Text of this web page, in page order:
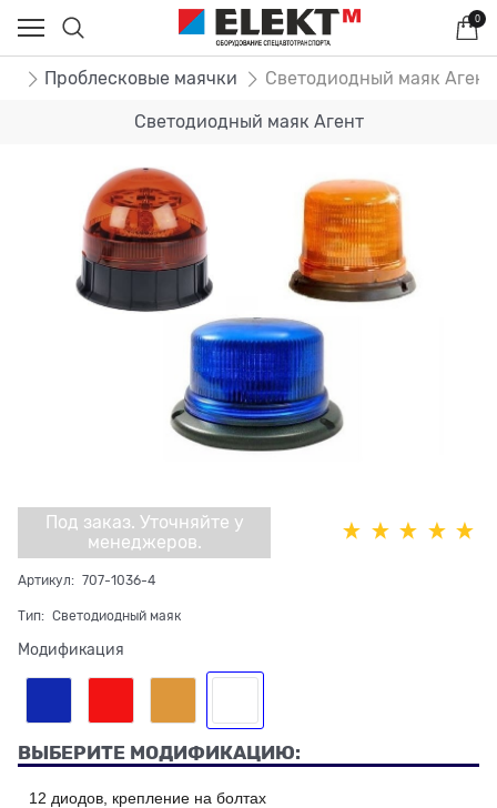
0
Проблесковые маячки Светодиодный маяк Агент
Светодиодный маяк Агент
Под заказ. Уточняйте у
менеджеров.
Артикул: 707-1036-4
Тип: Светодиодный маяк
Модификация
ВЫБЕРИТЕ МОДИФИКАЦИЮ:
12 диодов, крепление на болтах